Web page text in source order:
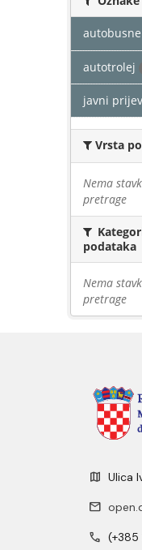
autotrolej
javni
Vrsta
Nema
pretrage
podataka
Nema
pretrage